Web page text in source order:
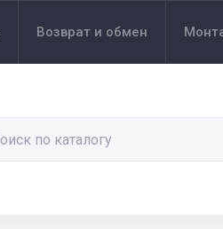
Возврат и обмен